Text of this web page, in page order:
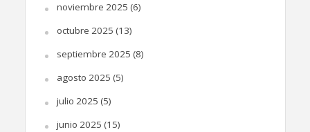
noviembre 2025 (6)
octubre 2025 (13)
septiembre 2025 (8)
agosto 2025 (5)
julio 2025 (5)
junio 2025 (15)